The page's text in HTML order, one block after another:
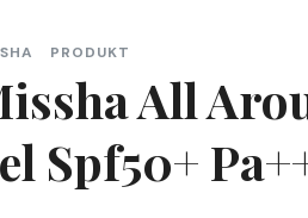
PRODUKT
All
Spf50+